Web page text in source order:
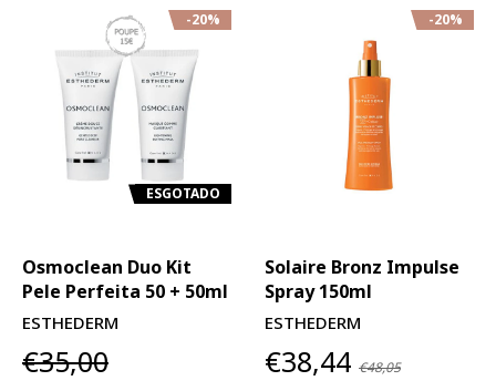
-20%
ESGOTADO
Osmoclean Duo Kit
Pele Perfeita 50 + 50ml
ESTHEDERM
€35,00
-20%
Solaire Bronz Impulse
Spray 150ml
ESTHEDERM
€38,44 €48,05